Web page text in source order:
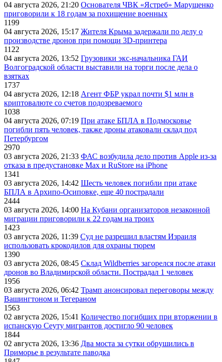
04 августа 2026, 21:20 Основателя ЧВК «Ястреб» Марущенко
приговорили к 18 годам за похищение военных
1199
04 августа 2026, 15:17 Жителя Крыма задержали по делу о
производстве дронов при помощи 3D‑принтера
1122
04 августа 2026, 13:52 Грузовики экс-начальника ГАИ
Волгоградской области выставили на торги после дела о
взятках
1737
04 августа 2026, 12:18 Агент ФБР украл почти $1 млн в
криптовалюте со счетов подозреваемого
1038
04 августа 2026, 07:19 При атаке БПЛА в Подмосковье
погибли пять человек, также дроны атаковали склад под
Петербургом
2970
03 августа 2026, 21:33 ФАС возбудила дело против Apple из-за
отказа в предустановке Max и RuStore на iPhone
1341
03 августа 2026, 14:42 Шесть человек погибли при атаке
БПЛА в Архипо-Осиповке, еще 40 пострадали
2444
03 августа 2026, 14:00 На Кубани организаторов незаконной
миграции приговорили к 22 годам на троих
1423
03 августа 2026, 11:39 Суд не разрешил властям Израиля
использовать крокодилов для охраны тюрем
1390
03 августа 2026, 08:45 Склад Wildberries загорелся после атаки
дронов во Владимирской области. Пострадал 1 человек
1956
03 августа 2026, 06:42 Трамп анонсировал переговоры между
Вашингтоном и Тегераном
1563
02 августа 2026, 15:41 Количество погибших при вторжении в
испанскую Сеуту мигрантов достигло 90 человек
1844
02 августа 2026, 13:36 Два моста за сутки обрушились в
Приморье в результате паводка